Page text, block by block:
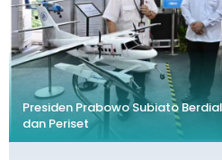
Presiden Prabowo Subiato
dan Periset